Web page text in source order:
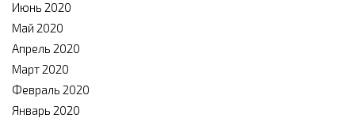
Июнь 2020
Май 2020
Апрель 2020
Март 2020
Февраль 2020
Январь 2020